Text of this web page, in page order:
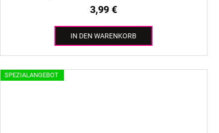
3,99 €
IN DEN WARENKORB
SPEZIALANGEBOT